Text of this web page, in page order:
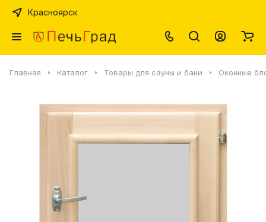
Красноярск
Главная Каталог Товары для сауны и бани Оконные